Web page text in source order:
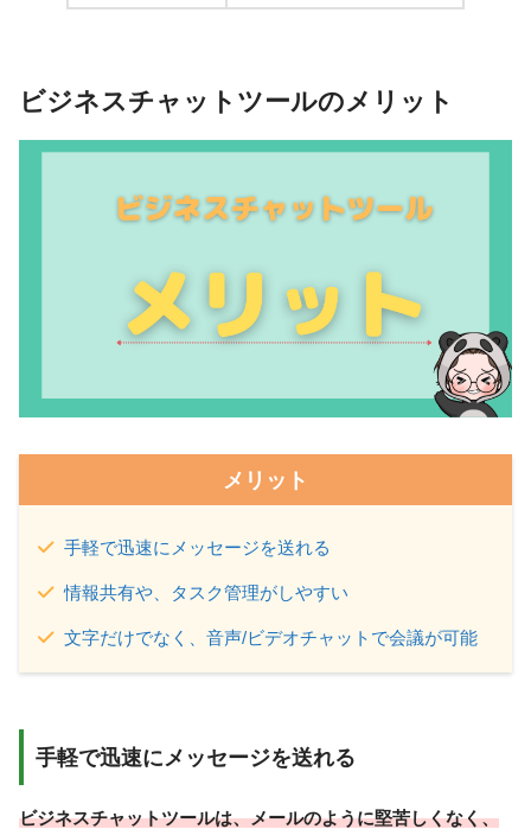
ビジネスチャットツールのメリット
メリット
手軽で迅速にメッセージを送れる
情報共有や、タスク管理がしやすい
文字だけでなく、音声/ビデオチャットで会議が可能
手軽で迅速にメッセージを送れる
ビジネスチャットツールは、メールのように堅苦しくなく、